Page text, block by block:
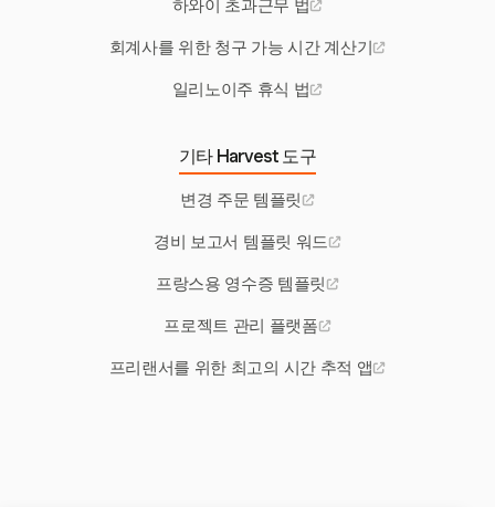
하와이 초과근무 법
회계사를 위한 청구 가능 시간 계산기
일리노이주 휴식 법
기타 Harvest 도구
변경 주문 템플릿
경비 보고서 템플릿 워드
프랑스용 영수증 템플릿
프로젝트 관리 플랫폼
프리랜서를 위한 최고의 시간 추적 앱